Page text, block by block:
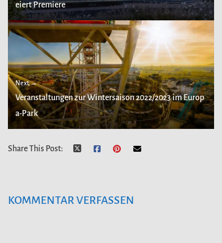
eiert Premiere
Next →
Veranstaltungen zur Wintersaison 2022/2023 im Europ
a-Park
Share This Post:
KOMMENTAR VERFASSEN